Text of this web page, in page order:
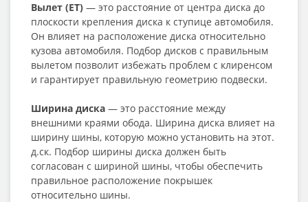
Вылет (ET) — это расстояние от центра диска до
плоскости крепления диска к ступице автомобиля.
Он влияет на расположение диска относительно
кузова автомобиля. Подбор дисков с правильным
вылетом позволит избежать проблем с клиренсом
и гарантирует правильную геометрию подвески.
Ширина диска — это расстояние между
внешними краями обода. Ширина диска влияет на
ширину шины, которую можно установить на этот.
д.ск. Подбор ширины диска должен быть
согласован с шириной шины, чтобы обеспечить
правильное расположение покрышек
относительно шины.